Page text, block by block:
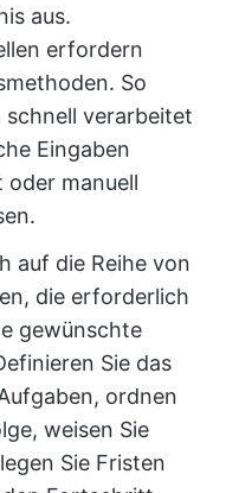
aus.
erfordern
So
schnell verarbeitet
Eingaben
oder manuell
auf die Reihe von
die erforderlich
gewünschte
Sie das
ordnen
weisen Sie
Sie Fristen